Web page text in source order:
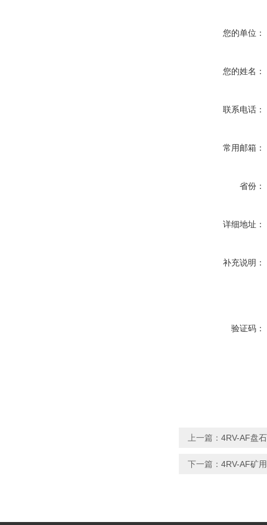
您的单位：
您的姓名：
联系电话：
常用邮箱：
省份：
详细地址：
补充说明：
验证码：
上一篇： 4RV-AF盘
下一篇： 4RV-AF矿